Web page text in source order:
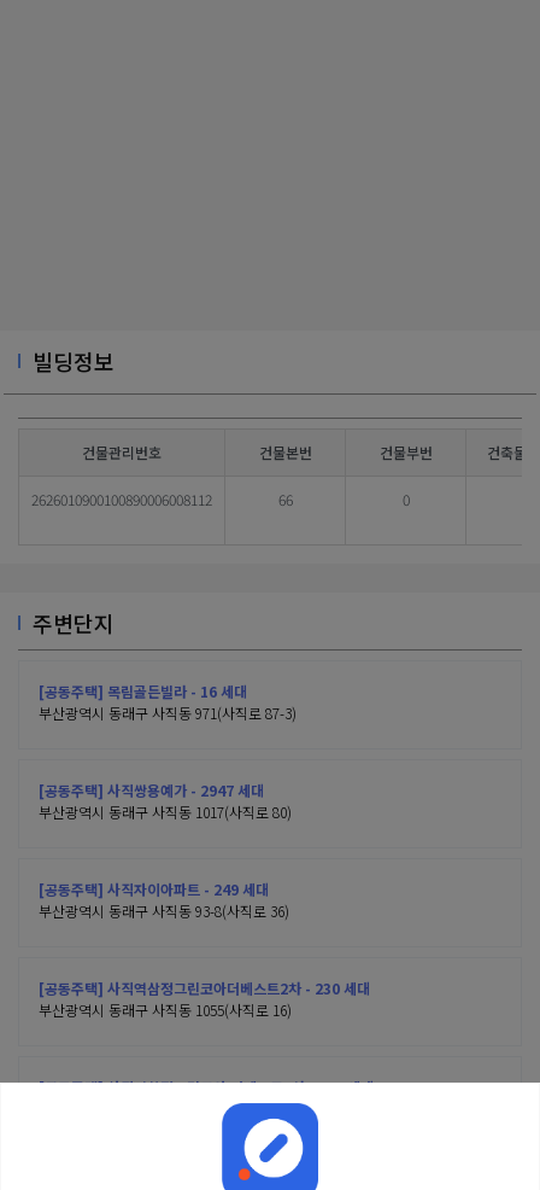
빌딩정보
건물관리번호 건물본번 건물부번 건축물
2626010900100890006008112 66 0
주변단지
[공동주택] 목림골든빌라 - 16 세대
부산광역시 동래구 사직동 971(사직로 87-3)
[공동주택] 사직쌍용예가 - 2947 세대
부산광역시 동래구 사직동 1017(사직로 80)
[공동주택] 사직자이아파트 - 249 세대
부산광역시 동래구 사직동 93-8(사직로 36)
[공동주택] 사직역삼정그린코아더베스트2차 - 230 세대
부산광역시 동래구 사직동 1055(사직로 16)
[공동주택] 사직역삼정그린코아 더베스트1차 - 313 세대
부산광역시 동래구 사직동 1039(사직로 8)